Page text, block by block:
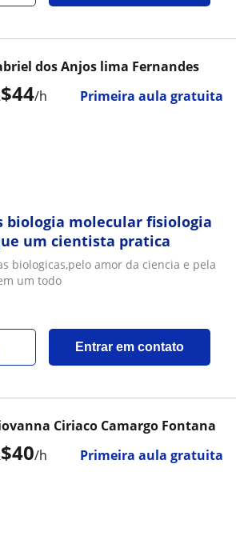
/h Primeira aula gratuita
dos Anjos lima Fernandes
biologia molecular fisiologia
um cientista pratica
biologicas,pelo amor da ciencia e pela
um todo
Entrar em contato
/h Primeira aula gratuita
Ciriaco Camargo Fontana